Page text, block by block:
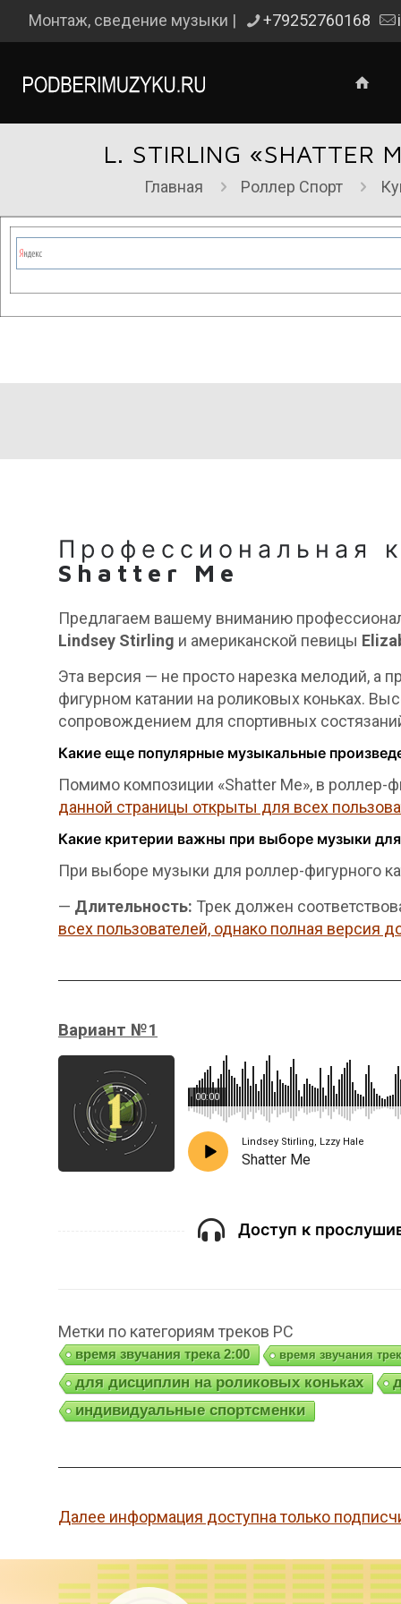
Монтаж, сведение музыки | +79252760168
L. STIRLING
Главная Роллер Спорт
Профессиональная
Shatter Me
Предлагаем вашему вниманию
Lindsey Stirling и американской певицы
Эта версия — не просто нарезка мелодий, а
фигурном катании на роликовых коньках.
сопровождением для спортивных
Какие еще популярные музыкальные
Помимо композиции «Shatter Me», в
данной страницы открыты для всех
Какие критерии важны при выборе музыки
При выборе музыки для роллер-фигурного
— Длительность: Трек должен
всех пользователей, однако полная версия
Вариант №1
00:00
Lindsey Stirling, Lzzy Hale
Shatter Me
Доступ к
Метки по категориям треков РС
время звучания трека 2:00 время звучания
для дисциплин на роликовых коньках
индивидуальные спортсменки
Далее информация доступна только